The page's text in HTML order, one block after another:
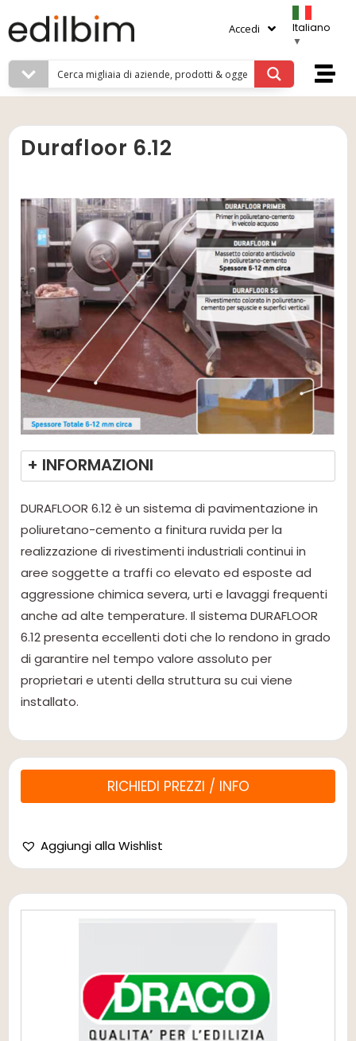
Accedi
Italiano
▼
Durafloor 6.12
+ INFORMAZIONI
DURAFLOOR 6.12 è un sistema di pavimentazione in
poliuretano-cemento a finitura ruvida per la
realizzazione di rivestimenti industriali continui in
aree soggette a traffi co elevato ed esposte ad
aggressione chimica severa, urti e lavaggi frequenti
anche ad alte temperature. Il sistema DURAFLOOR
6.12 presenta eccellenti doti che lo rendono in grado
di garantire nel tempo valore assoluto per
proprietari e utenti della struttura su cui viene
installato.
RICHIEDI PREZZI / INFO
Aggiungi alla Wishlist